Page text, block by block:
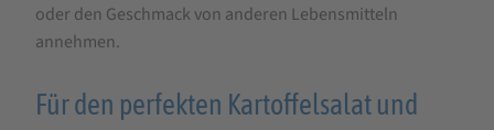
oder den Geschmack von anderen Lebensmitteln
annehmen.
Für den perfekten Kartoffelsalat und